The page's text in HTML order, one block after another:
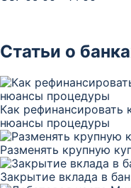
Статьи о
Как
нюансы процедуры
Разменять крупную
Закрытие вклада в